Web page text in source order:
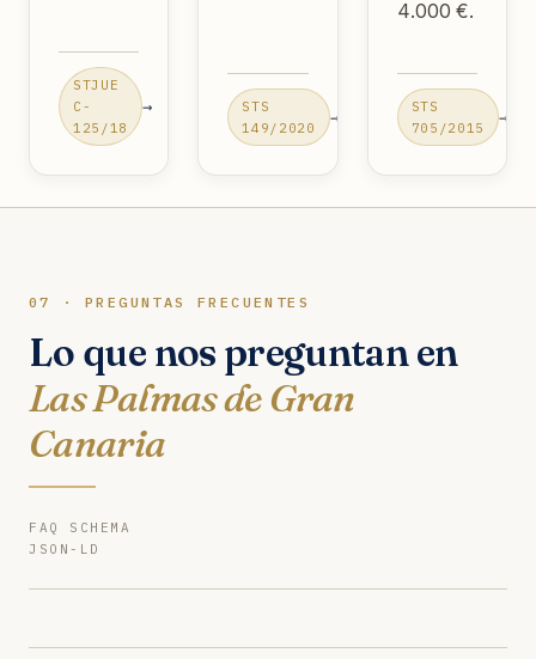
STJUE
C-
125/18
→
STS
149/2020
→
4.000 €.
STS
705/2015
→
07 · PREGUNTAS FRECUENTES
Lo que nos preguntan en
Las Palmas de Gran
Canaria
FAQ SCHEMA
JSON-LD